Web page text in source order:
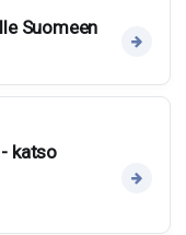
Suomeen
katso